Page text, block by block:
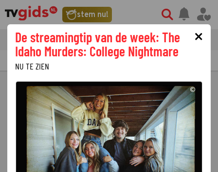
stem nu!
tvgids streaming nieuws
PRIMETIME GEMIST
×
De streamingtip van de week: The
Idaho Murders: College Nightmare
NU TE ZIEN
©